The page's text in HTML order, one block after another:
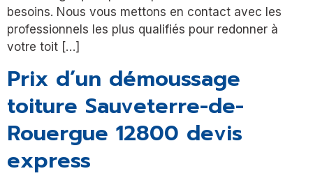
besoins. Nous vous mettons en contact avec les
professionnels les plus qualifiés pour redonner à
votre toit […]
Prix d’un démoussage
toiture Sauveterre-de-
Rouergue 12800 devis
express